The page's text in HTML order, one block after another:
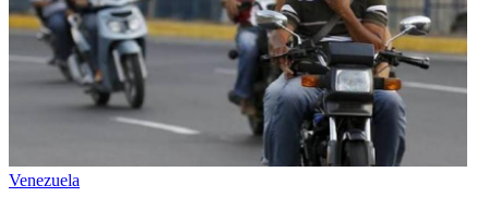
Venezuela